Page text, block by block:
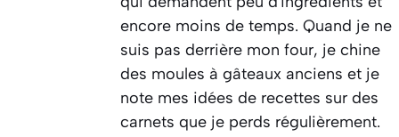
encore moins de temps. Quand je ne
suis pas derrière mon four, je chine
des moules à gâteaux anciens et je
note mes idées de recettes sur des
carnets que je perds régulièrement.